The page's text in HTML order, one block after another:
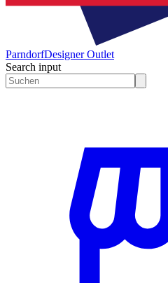
ParndorfDesigner Outlet
Search input